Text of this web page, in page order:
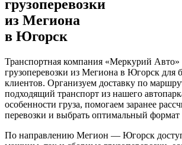
грузоперевозки
из Мегиона
в Югорск
Транспортная компания «Меркурий Авто»
грузоперевозки из Мегиона в Югорск для
клиентов. Организуем доставку по
подходящий транспорт из нашего
особенности груза, помогаем заранее
перевозки и выбрать оптимальный формат
По направлению Мегион — Югорск